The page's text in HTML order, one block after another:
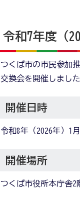
令和7年度（
つくば市の市民参加
交換会を開催しました
開催日時
令和8年（2026年）1
開催場所
つくば市役所本庁舎2